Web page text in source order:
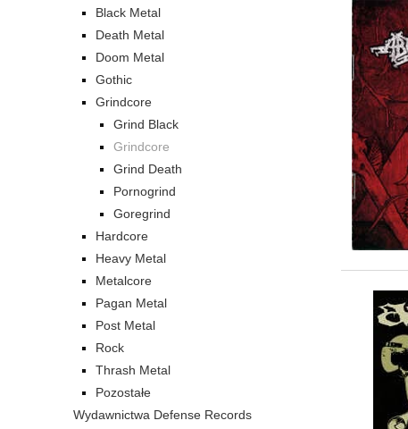
Black Metal
Death Metal
Doom Metal
Gothic
Grindcore
Grind Black
Grindcore
Grind Death
Pornogrind
Goregrind
Hardcore
Heavy Metal
Metalcore
Pagan Metal
Post Metal
Rock
Thrash Metal
Pozostałe
Wydawnictwa Defense Records